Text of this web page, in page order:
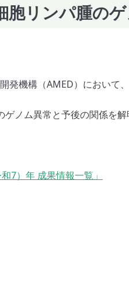
胞リンパ腫の
発機構（AMED）において
ゲノム異常と予後の関係を解
7）年 成果情報一覧」